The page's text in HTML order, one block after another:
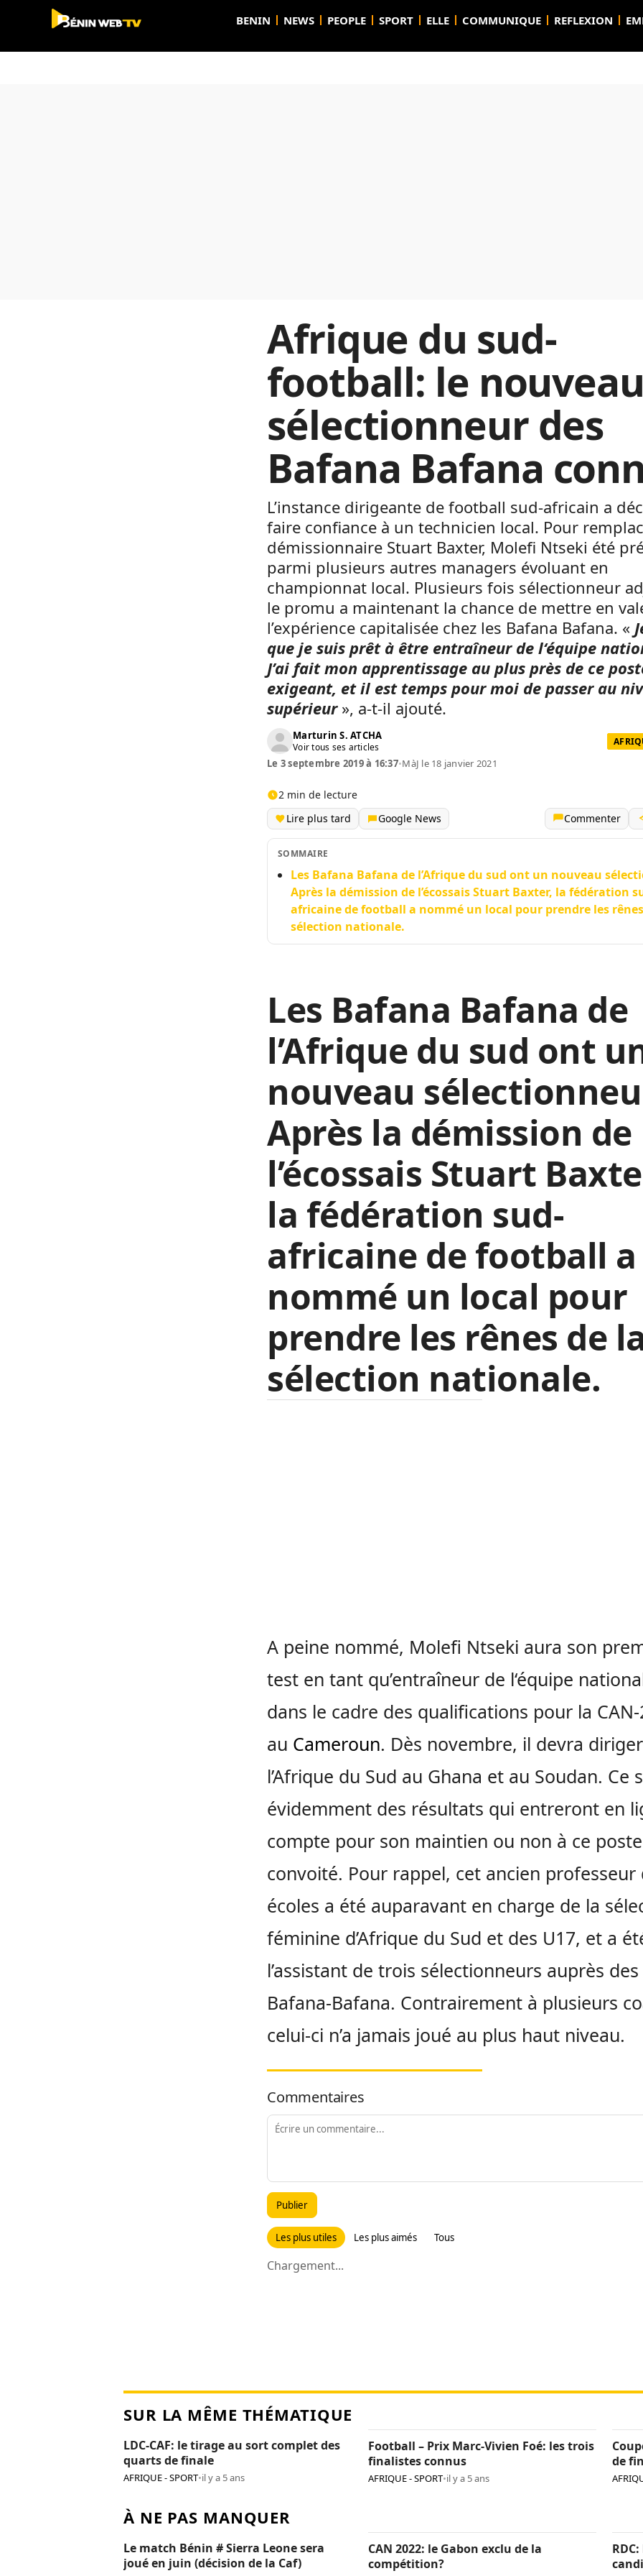
BENIN NEWS PEOPLE SPORT ELLE COMMUNIQUE REFLEXION
Afrique du sud-
football: le nouveau
sélectionneur des
Bafana Bafana
L’instance dirigeante de football sud-africain a
faire confiance à un technicien local. Pour
démissionnaire Stuart Baxter, Molefi Ntseki été
parmi plusieurs autres managers évoluant en
championnat local. Plusieurs fois sélectionneur
le promu a maintenant la chance de mettre en
l’expérience capitalisée chez les Bafana Bafana. «
que je suis prêt à être entraîneur de l‘équipe
J’ai fait mon apprentissage au plus près de ce
exigeant, et il est temps pour moi de passer au
supérieur », a-t-il ajouté.
Marturin S. ATCHA
Voir tous ses articles
Le 3 septembre 2019 à 16:37•MàJ le 18 janvier 2021
2 min de lecture
Lire plus tard
Google News Commenter
SOMMAIRE
Les Bafana Bafana de l’Afrique du sud ont un nouveau
Après la démission de l’écossais Stuart Baxter, la fédération
africaine de football a nommé un local pour prendre les
sélection nationale.
Les Bafana Bafana de
l’Afrique du sud ont
nouveau
Après la démission de
l’écossais Stuart
la fédération sud-
africaine de football a
nommé un local pour
prendre les rênes de
sélection nationale.
A peine nommé, Molefi Ntseki aura son
test en tant qu’entraîneur de l‘équipe
dans le cadre des qualifications pour la CAN-
au Cameroun. Dès novembre, il devra diriger
l’Afrique du Sud au Ghana et au Soudan. Ce
évidemment des résultats qui entreront en
compte pour son maintien ou non à ce
convoité. Pour rappel, cet ancien professeur
écoles a été auparavant en charge de la
féminine d’Afrique du Sud et des U17, et a
l’assistant de trois sélectionneurs auprès des
Bafana-Bafana. Contrairement à plusieurs
celui-ci n’a jamais joué au plus haut niveau.
Commentaires
Publier
Les plus utiles Les plus aimés Tous
Chargement...
SUR LA MÊME THÉMATIQUE
LDC-CAF: le tirage au sort complet des
quarts de finale
AFRIQUE - SPORT•il y a 5 ans
Football – Prix Marc-Vivien Foé: les trois
finalistes connus
AFRIQUE - SPORT•il y a 5 ans
de
À NE PAS MANQUER
Le match Bénin # Sierra Leone sera
joué en juin (décision de la Caf)
CAN 2022: le Gabon exclu de la
compétition?